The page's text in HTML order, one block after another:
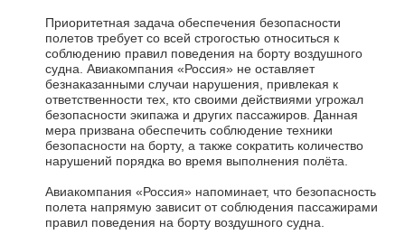
Приоритетная задача обеспечения безопасности
полетов требует со всей строгостью относиться к
соблюдению правил поведения на борту воздушного
судна. Авиакомпания «Россия» не оставляет
безнаказанными случаи нарушения, привлекая к
ответственности тех, кто своими действиями угрожал
безопасности экипажа и других пассажиров. Данная
мера призвана обеспечить соблюдение техники
безопасности на борту, а также сократить количество
нарушений порядка во время выполнения полёта.
Авиакомпания «Россия» напоминает, что безопасность
полета напрямую зависит от соблюдения пассажирами
правил поведения на борту воздушного судна.